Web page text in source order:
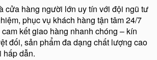
cửa hàng người lớn uy tín với đội ngũ tư
phục vụ khách hàng tận tâm 24/7
kết giao hàng nhanh chóng – kín
đối, sản phẩm đa dạng chất lượng cao
hấp dẫn.